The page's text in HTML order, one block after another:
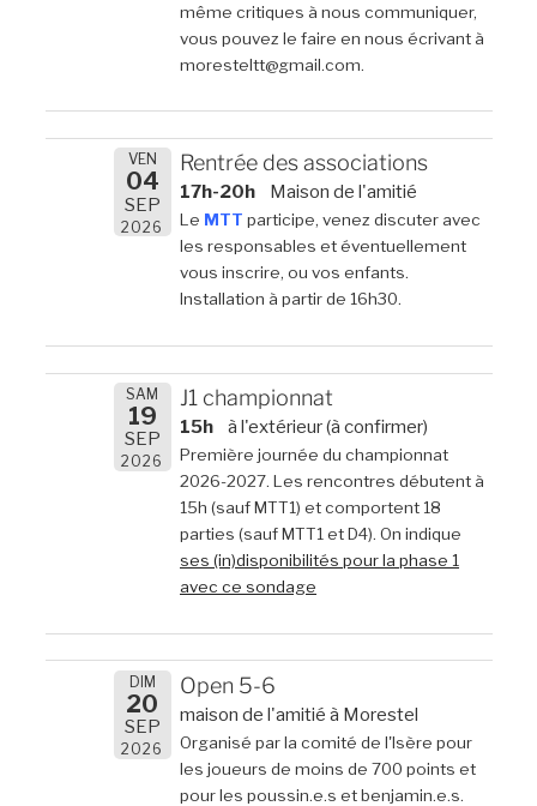
même critiques à nous communiquer,
vous pouvez le faire en nous écrivant à
moresteltt@gmail.com.
VEN
04
SEP
2026
Rentrée des associations
17h-20h Maison de l'amitié
Le MTT participe, venez discuter avec
les responsables et éventuellement
vous inscrire, ou vos enfants.
Installation à partir de 16h30.
SAM
19
SEP
2026
J1 championnat
15h à l'extérieur (à confirmer)
Première journée du championnat
2026-2027. Les rencontres débutent à
15h (sauf MTT1) et comportent 18
parties (sauf MTT1 et D4). On indique
ses (in)disponibilités pour la phase 1
avec ce sondage
DIM
20
SEP
2026
Open 5-6
maison de l'amitié à Morestel
Organisé par la comité de l'Isère pour
les joueurs de moins de 700 points et
pour les poussin.e.s et benjamin.e.s.